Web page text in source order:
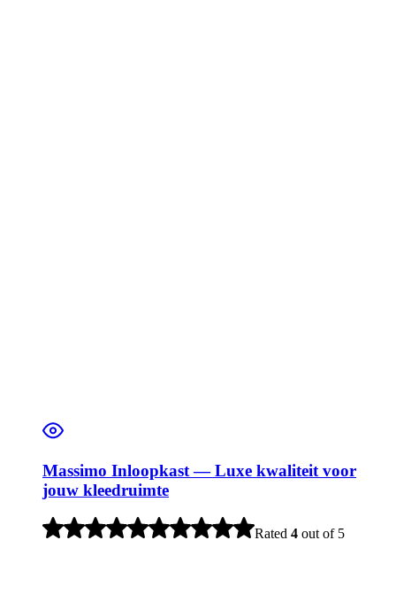
Massimo Inloopkast — Luxe kwaliteit voor
jouw kleedruimte
Rated 4 out of 5